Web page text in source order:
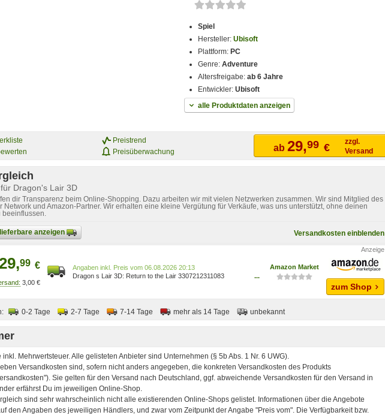
Spiel
Hersteller:Ubisoft
Plattform: PC
Genre:Adventure
Altersfreigabe:ab 6 Jahre
Entwickler:Ubisoft
alle Produktdaten anzeigen
Preistrend
Preisüberwachung
ab 29,99 €
zzgl.
Versand
Dragon's Lair 3D
dir Transparenz beim Online-Shopping. Dazu arbeiten wir mit vielen Netzwerken zusammen. Wir sind Mitglied des
Network und Amazon-Partner. Wir erhalten eine kleine Vergütung für Verkäufe, was uns unterstützt, ohne deinen
beeinflussen.
anzeigen Versandkosten einblenden
99 €
3,00 €
Preis vom 06.08.2026 20:13
Dragon s Lair 3D: Return to the Lair 3307212311083
8a14da64c857_0/cb50d3fe-f2f4-435e-9613-
8a14da64c857_150
...
Amazon Market
zum Shop
0-2 Tage 2-7 Tage 7-14 Tage mehr als 14 Tage unbekannt